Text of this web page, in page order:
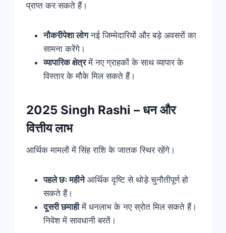
प्राप्त कर सकते हैं।
नौकरीपेशा लोगनई जिम्मेदारियों और बड़े अवसरों का
सामना करेंगे।
व्यापारिक क्षेत्रमें नए ग्राहकों के साथ व्यापार के
विस्तार के मौके मिल सकते हैं।
2025 Singh Rashi – धन और
वित्तीय लाभ
आर्थिक मामलों में सिंह राशि के जातक स्थिर रहेंगे।
पहले छः महीनेआर्थिक दृष्टि से थोड़े चुनौतीपूर्ण हो
सकते हैं।
दूसरी छमाहीमें धनलाभ के नए स्रोत मिल सकते हैं।
निवेश में सावधानी बरतें।